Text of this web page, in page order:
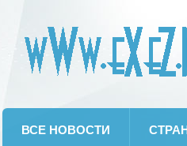
ВСЕ НОВОСТИ